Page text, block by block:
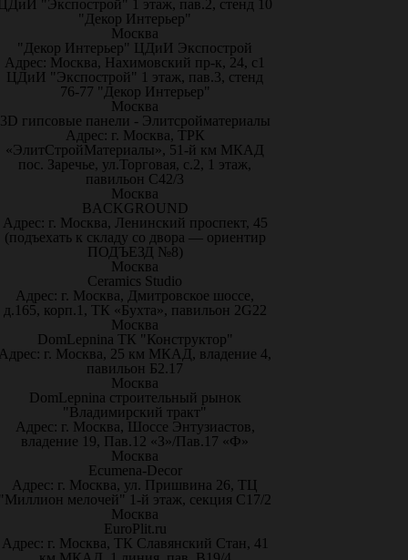
"Экспострой" 1 этаж, пав.2, стенд 10
"Декор Интерьер"
Москва
"Декор Интерьер" ЦДиИ Экспострой
Адрес: Москва, Нахимовский пр-к, 24, с1
ЦДиИ "Экспострой" 1 этаж, пав.3, стенд
76-77 "Декор Интерьер"
Москва
3D гипсовые панели - Элитсройматериалы
Адрес: г. Москва, ТРК
«ЭлитСтройМатериалы», 51-й км МКАД
пос. Заречье, ул.Торговая, с.2, 1 этаж,
павильон С42/3
Москва
BACKGROUND
Адрес: г. Москва, Ленинский проспект, 45
(подъехать к складу со двора — ориентир
ПОДЪЕЗД №8)
Москва
Ceramics Studio
Адрес: г. Москва, Дмитровское шоссе,
д.165, корп.1, ТК «Бухта», павильон 2G22
Москва
DomLepnina ТК "Конструктор"
г. Москва, 25 км МКАД, владение 4,
павильон Б2.17
Москва
DomLepnina строительный рынок
"Владимирский тракт"
Адрес: г. Москва, Шоссе Энтузиастов,
владение 19, Пав.12 «З»/Пав.17 «Ф»
Москва
Ecumena-Decor
Адрес: г. Москва, ул. Пришвина 26, ТЦ
мелочей" 1-й этаж, секция С17/2
Москва
EuroPlit.ru
Адрес: г. Москва, ТК Славянский Стан, 41